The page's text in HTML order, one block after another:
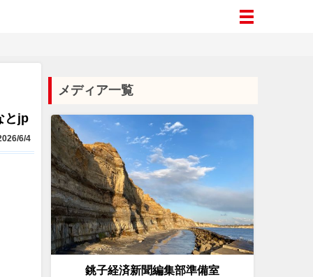
とjp
6/4
メディア一覧
銚子経済新聞編集部準備室